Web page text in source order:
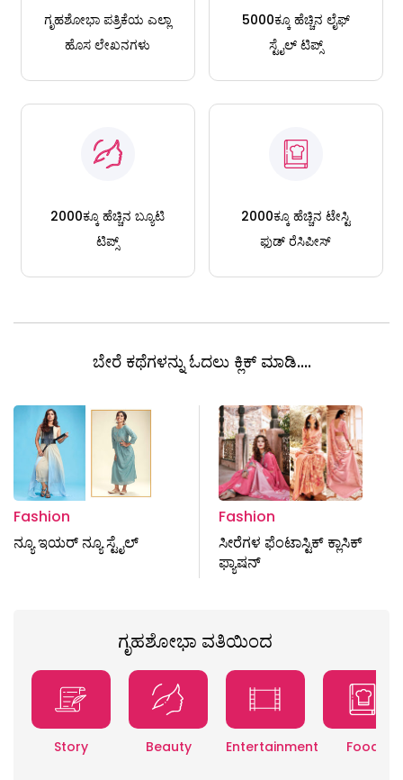
ಗೃಹಶೋಭಾ ಪತ್ರಿಕೆಯ ಎಲ್ಲಾ
ಹೊಸ ಲೇಖನಗಳು
5000ಕ್ಕೂ ಹೆಚ್ಚಿನ ಲೈಫ್
ಸ್ಟೈಲ್ ಟಿಪ್ಸ್
2000ಕ್ಕೂ ಹೆಚ್ಚಿನ ಬ್ಯೂಟಿ
ಟಿಪ್ಸ್
2000ಕ್ಕೂ ಹೆಚ್ಚಿನ ಟೇಸ್ಟಿ
ಫುಡ್ ರೆಸಿಪೀಸ್
ಬೇರೆ ಕಥೆಗಳನ್ನು ಓದಲು ಕ್ಲಿಕ್ ಮಾಡಿ....
Fashion
ನ್ಯೂ ಇಯರ್ ನ್ಯೂ ಸ್ಟೈಲ್
Fashion
ಸೀರೆಗಳ ಫೆಂಟಾಸ್ಟಿಕ್ ಕ್ಲಾಸಿಕ್
ಫ್ಯಾಷನ್
ಗೃಹಶೋಭಾ ವತಿಯಿಂದ
Story Beauty Entertainment Food